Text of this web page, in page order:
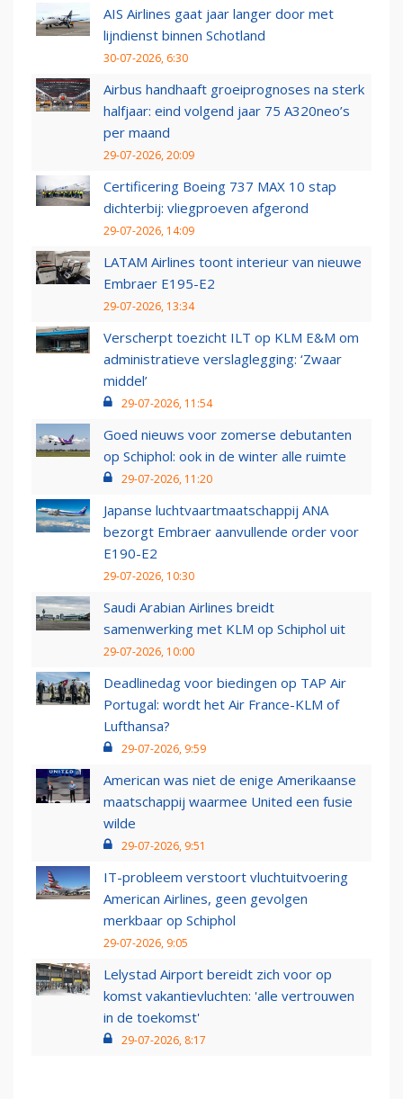
AIS Airlines gaat jaar langer door met
lijndienst binnen Schotland
30-07-2026, 6:30
Airbus handhaaft groeiprognoses na sterk
halfjaar: eind volgend jaar 75 A320neo’s
per maand
29-07-2026, 20:09
Certificering Boeing 737 MAX 10 stap
dichterbij: vliegproeven afgerond
29-07-2026, 14:09
LATAM Airlines toont interieur van nieuwe
Embraer E195-E2
29-07-2026, 13:34
Verscherpt toezicht ILT op KLM E&M om
administratieve verslaglegging: ‘Zwaar
middel’
29-07-2026, 11:54
Goed nieuws voor zomerse debutanten
op Schiphol: ook in de winter alle ruimte
29-07-2026, 11:20
Japanse luchtvaartmaatschappij ANA
bezorgt Embraer aanvullende order voor
E190-E2
29-07-2026, 10:30
Saudi Arabian Airlines breidt
samenwerking met KLM op Schiphol uit
29-07-2026, 10:00
Deadlinedag voor biedingen op TAP Air
Portugal: wordt het Air France-KLM of
Lufthansa?
29-07-2026, 9:59
American was niet de enige Amerikaanse
maatschappij waarmee United een fusie
wilde
29-07-2026, 9:51
IT-probleem verstoort vluchtuitvoering
American Airlines, geen gevolgen
merkbaar op Schiphol
29-07-2026, 9:05
Lelystad Airport bereidt zich voor op
komst vakantievluchten: 'alle vertrouwen
in de toekomst'
29-07-2026, 8:17